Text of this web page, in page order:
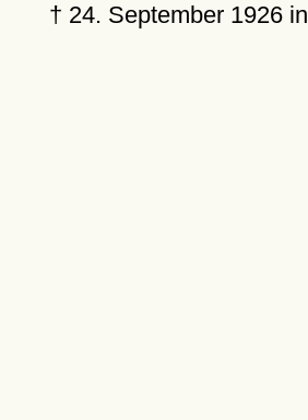
† 24. September 1926in